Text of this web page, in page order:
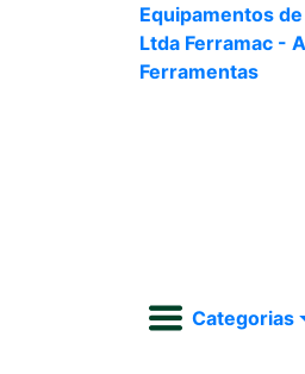
Equipamentos
Ltda Ferramac -
Ferramentas
Categorias